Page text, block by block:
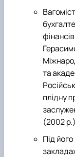
та
плідну
(2002 р.)
Під